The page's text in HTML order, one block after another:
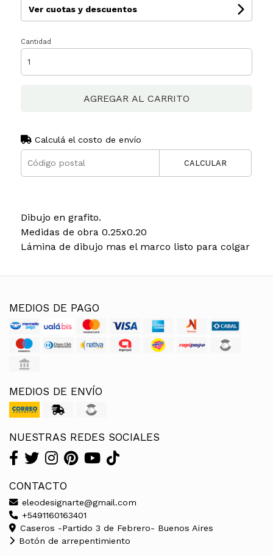
Ver cuotas y descuentos
Cantidad
AGREGAR AL CARRITO
Calculá el costo de envío
CALCULAR
Dibujo en grafito.
Medidas de obra 0.25x0.20
Lámina de dibujo mas el marco listo para colgar
MEDIOS DE PAGO
MEDIOS DE ENVÍO
NUESTRAS REDES SOCIALES
CONTACTO
eleodesignarte@gmail.com
+5491160163401
Caseros -Partido 3 de Febrero- Buenos Aires
Botón de arrepentimiento